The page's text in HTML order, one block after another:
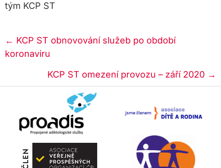
tým KCP ST
Posts
navigation
← KCP ST obnovování služeb po období
koronaviru
KCP ST omezení provozu – září 2020 →